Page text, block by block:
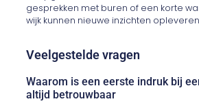
gesprekken met buren of een korte
wijk kunnen nieuwe inzichten
Veelgestelde vragen
Waarom is een eerste indruk bij
altijd betrouwbaar